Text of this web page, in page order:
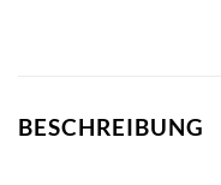
BESCHREIBUNG